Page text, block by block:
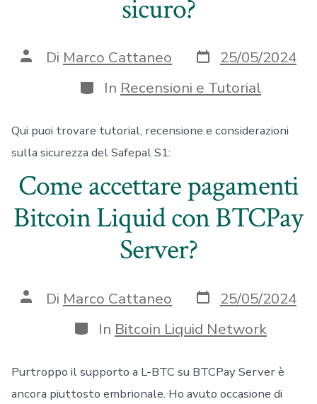
sicuro?
Autore
articolo
Di Marco Cattaneo Data
articolo
25/05/2024
Categorie
In Recensioni e Tutorial
Qui puoi trovare tutorial, recensione e considerazioni
sulla sicurezza del Safepal S1:
Come accettare pagamenti
Bitcoin Liquid con BTCPay
Server?
Autore
articolo
Di Marco Cattaneo Data
articolo
25/05/2024
Categorie
In Bitcoin Liquid Network
Purtroppo il supporto a L-BTC su BTCPay Server è
ancora piuttosto embrionale. Ho avuto occasione di